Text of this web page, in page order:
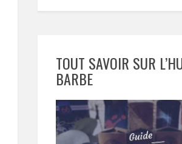
TOUT SAVOIR SUR
BARBE